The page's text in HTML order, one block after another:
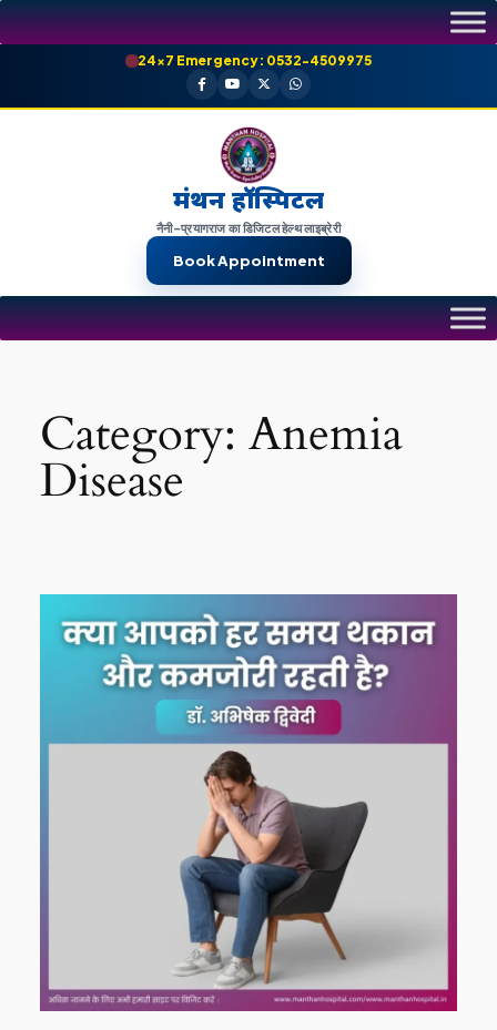
Skip
to
24×7 Emergency: 0532-4509975
मंथन हॉस्पिटल
नैनी-प्रयागराज का डिजिटल हेल्थ लाइब्रेरी
Book Appointment
Category: Anemia
Disease